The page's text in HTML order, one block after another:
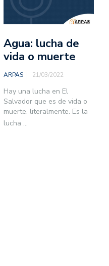
Agua: lucha de
vida o muerte
ARPAS 21/03/2022
Hay una lucha en El
Salvador que es de vida o
muerte, literalmente. Es la
lucha ...